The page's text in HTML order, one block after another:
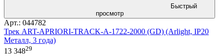
Быстрый
просмотр
Арт.: 044782
Трек ART-APRIORI-TRACK-A-1722-2000 (GD) (Arlight, IP20
Металл, 3 года)
13 34829